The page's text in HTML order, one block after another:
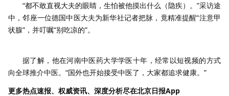
“都不敢直视大夫的眼睛，生怕被他摸出什么（隐疾）。”采访途
中，邻座一位德国中医大夫为新华社记者把脉，竟精准提醒“注意甲
状腺”，并叮嘱“别吃凉的”。
据了解，他在河南中医药大学学医十年，经常以短视频的方式
向全球推介中医。“国外也开始接受中医了，大家都追求健康。”
更多热点速报、权威资讯、深度分析尽在北京日报App